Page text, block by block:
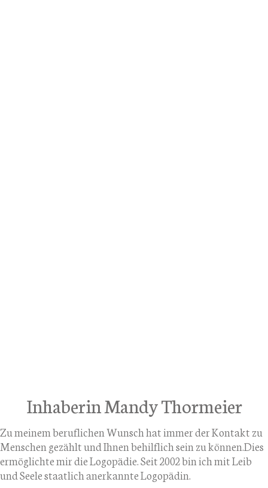
Inhaberin Mandy Thormeier
Zu meinem beruflichen Wunsch hat immer der Kontakt zu
Menschen gezählt und Ihnen behilflich sein zu können.Dies
ermöglichte mir die Logopädie. Seit 2002 bin ich mit Leib
und Seele staatlich anerkannte Logopädin.